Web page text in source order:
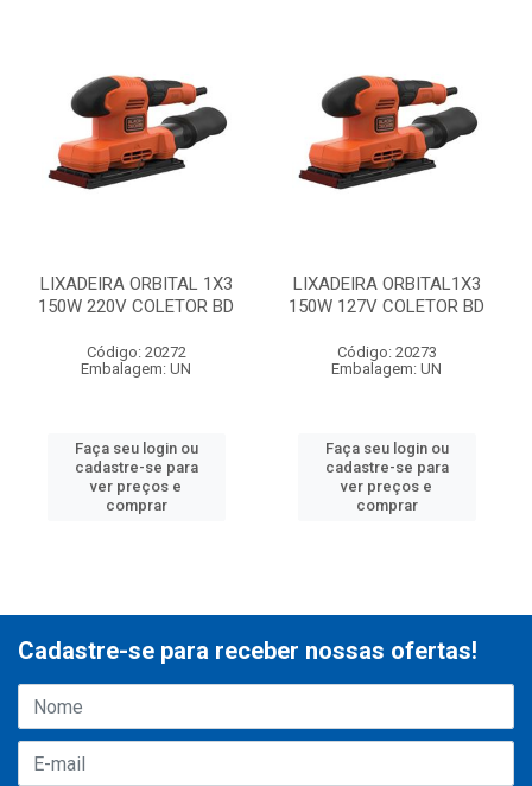
LIXADEIRA ORBITAL 1X3
150W 220V COLETOR BD
Código: 20272
Embalagem: UN
Faça seu login ou
cadastre-se para
ver preços e
comprar
LIXADEIRA ORBITAL1X3
150W 127V COLETOR BD
Código: 20273
Embalagem: UN
Faça seu login ou
cadastre-se para
ver preços e
comprar
Cadastre-se para receber nossas ofertas!